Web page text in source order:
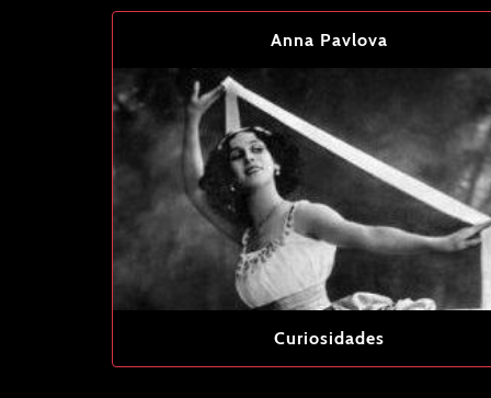
Anna Pavlova
Curiosidades